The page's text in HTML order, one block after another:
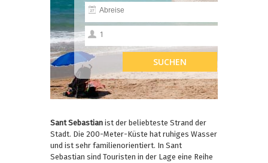
Sant Sebastian ist der beliebteste Strand der
Stadt. Die 200-Meter-Küste hat ruhiges Wasser
und ist sehr familienorientiert. In Sant
Sebastian sind Touristen in der Lage eine Reihe